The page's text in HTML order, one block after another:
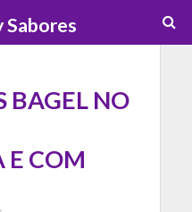
BAGEL NO
E COM